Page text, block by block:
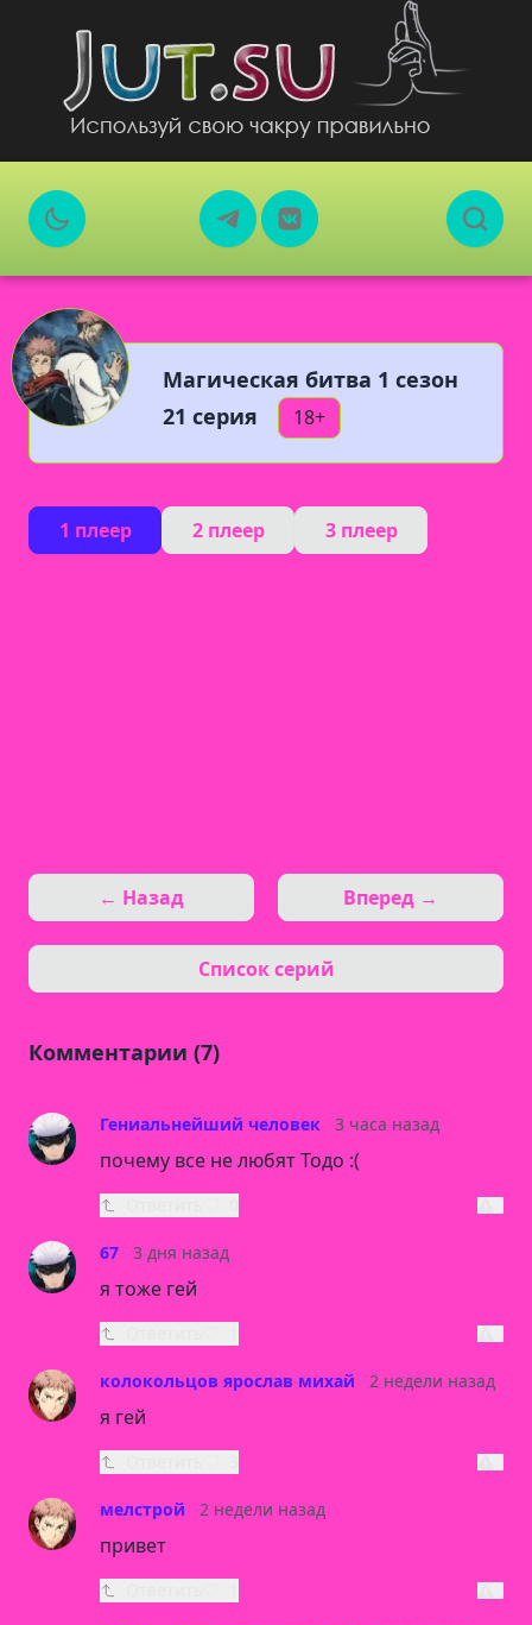
Магическая битва 1 сезон
21 серия
18+
1 плеер 2 плеер 3 плеер
← Назад
Список серий
Вперед →
Комментарии (7)
Гениальнейший человек 3 часа назад
почему все не любят Тодо :(
67 3 дня назад
я тоже гей
колокольцов ярослав михай 2 недели назад
я гей
мелстрой 2 недели назад
привет